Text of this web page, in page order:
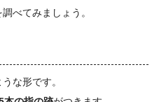
べてみましょう。
な形です。